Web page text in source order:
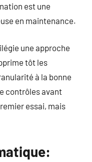
est une
en maintenance.
une approche
tôt les
à la bonne
contrôles avant
essai, mais